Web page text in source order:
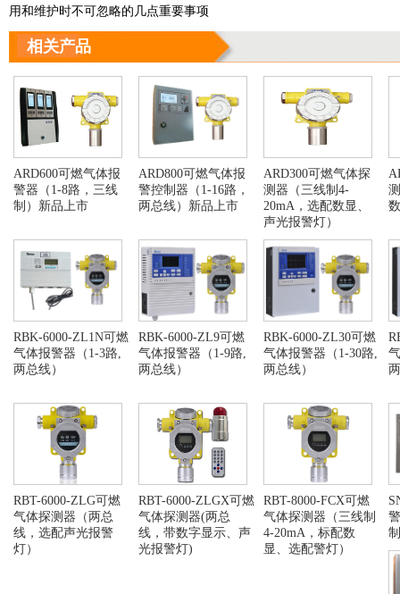
用和维护时不可忽略的几点重要事项
相关产品
ARD600可燃气体报
警器（1-8路，三线
制）新品上市
ARD800可燃气体报
警控制器​（1-16路，
两总线）新品上市
ARD300可燃气体探
测器（三线制4-
20mA，选配数显、
声光报警灯）
RBK-6000-ZL1N可燃
气体报警器（1-3路,
两总线）
RBK-6000-ZL9可燃
气体报警器（1-9路,
两总线）
RBK-6000-ZL30可燃
气体报警器（1-30路,
两总线）
RBT-6000-ZLG可燃
气体探测器（两总
线，选配声光报警
灯）
RBT-6000-ZLGX可燃
气体探测器(两总
线，带数字显示、声
光报警灯)
RBT-8000-FCX可燃
气体探测器（三线制
4-20mA，标配数
显、选配警灯）